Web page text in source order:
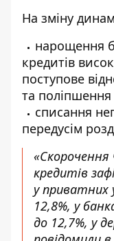
На зміну
нарощення
кредитів
поступове
та
списання
передусім
кредитів
у приватних
12,8%, у
до 12,7%, у